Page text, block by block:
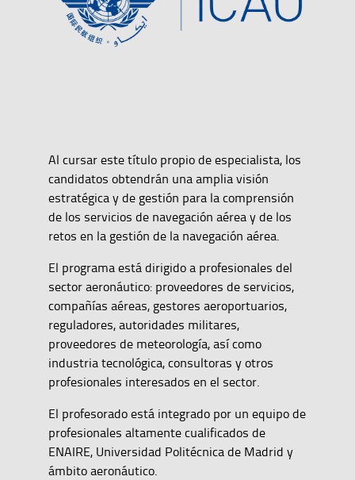
Al cursar este título propio de especialista, los
candidatos obtendrán una amplia visión
estratégica y de gestión para la comprensión
de los servicios de navegación aérea y de los
retos en la gestión de la navegación aérea.
El programa está dirigido a profesionales del
sector aeronáutico: proveedores de servicios,
compañías aéreas, gestores aeroportuarios,
reguladores, autoridades militares,
proveedores de meteorología, así como
industria tecnológica, consultoras y otros
profesionales interesados en el sector.
El profesorado está integrado por un equipo de
profesionales altamente cualificados de
ENAIRE, Universidad Politécnica de Madrid y
ámbito aeronáutico.